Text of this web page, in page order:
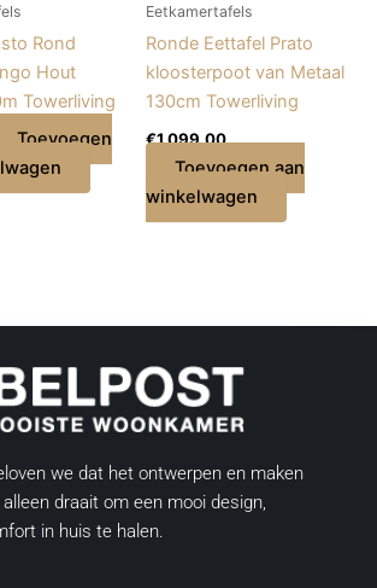
Rond
Hout
Towerliving
Toevoegen
Eetkamertafels
Ronde Eettafel Prato
kloosterpoot van Metaal
130cm Towerliving
€1.099,00
Toevoegen aan
winkelwagen
we dat het ontwerpen en maken
draait om een mooi design,
in huis te halen.